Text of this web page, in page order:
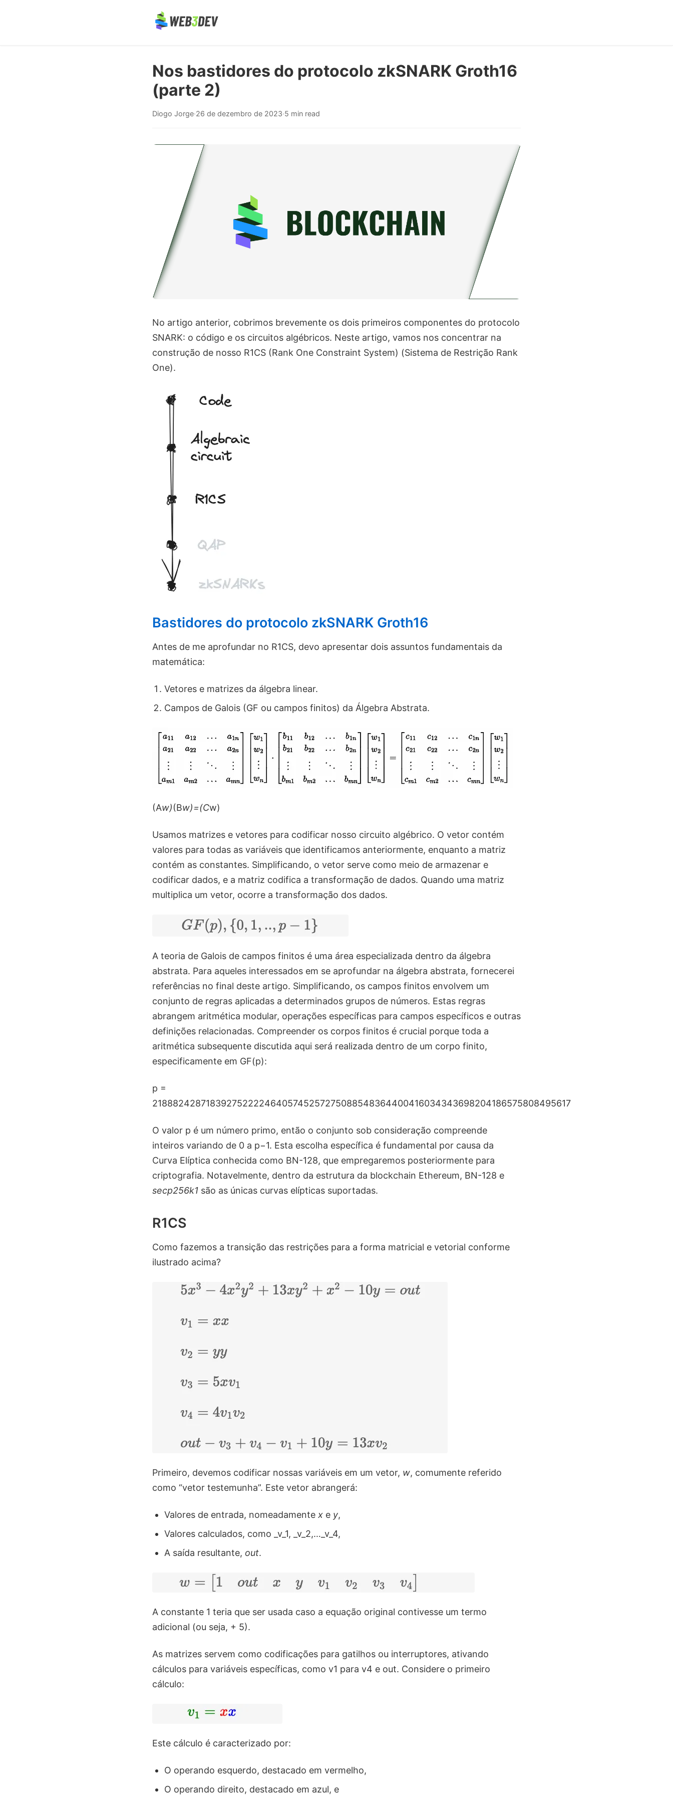
Nos bastidores do protocolo zkSNARK Groth16
(parte 2)
Diogo Jorge·26 de dezembro de 2023·5 min read
No artigo anterior, cobrimos brevemente os dois primeiros componentes do protocolo
SNARK: o código e os circuitos algébricos. Neste artigo, vamos nos concentrar na
construção de nosso R1CS (Rank One Constraint System) (Sistema de Restrição Rank
One).
Bastidores do protocolo zkSNARK Groth16
Antes de me aprofundar no R1CS, devo apresentar dois assuntos fundamentais da
matemática:
Vetores e matrizes da álgebra linear.
Campos de Galois (GF ou campos finitos) da Álgebra Abstrata.
(Aw)(Bw)=(Cw)
Usamos matrizes e vetores para codificar nosso circuito algébrico. O vetor contém
valores para todas as variáveis ​​que identificamos anteriormente, enquanto a matriz
contém as constantes. Simplificando, o vetor serve como meio de armazenar e
codificar dados, e a matriz codifica a transformação de dados. Quando uma matriz
multiplica um vetor, ocorre a transformação dos dados.
A teoria de Galois de campos finitos é uma área especializada dentro da álgebra
abstrata. Para aqueles interessados ​​em se aprofundar na álgebra abstrata, fornecerei
referências no final deste artigo. Simplificando, os campos finitos envolvem um
conjunto de regras aplicadas a determinados grupos de números. Estas regras
abrangem aritmética modular, operações específicas para campos específicos e outras
definições relacionadas. Compreender os corpos finitos é crucial porque toda a
aritmética subsequente discutida aqui será realizada dentro de um corpo finito,
especificamente em GF(p):
p =
21888242871839275222246405745257275088548364400416034343698204186575808495617
O valor p é um número primo, então o conjunto sob consideração compreende
inteiros variando de 0 a p−1. Esta escolha específica é fundamental por causa da
Curva Elíptica conhecida como BN-128, que empregaremos posteriormente para
criptografia. Notavelmente, dentro da estrutura da blockchain Ethereum, BN-128 e
secp256k1 são as únicas curvas elípticas suportadas.
R1CS
Como fazemos a transição das restrições para a forma matricial e vetorial conforme
ilustrado acima?
Primeiro, devemos codificar nossas variáveis ​​em um vetor, w, comumente referido
como “vetor testemunha”. Este vetor abrangerá:
Valores de entrada, nomeadamente x e y,
Valores calculados, como _v_1, _v_2,…_v_4,
A saída resultante, out.
A constante 1 teria que ser usada caso a equação original contivesse um termo
adicional (ou seja, + 5).
As matrizes servem como codificações para gatilhos ou interruptores, ativando
cálculos para variáveis ​​específicas, como v1 para v4 e out. Considere o primeiro
cálculo:
Este cálculo é caracterizado por:
O operando esquerdo, destacado em vermelho,
O operando direito, destacado em azul, e